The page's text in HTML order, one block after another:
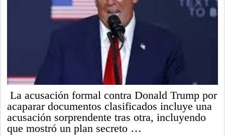
La acusación formal contra Donald Trump por
acaparar documentos clasificados incluye una
acusación sorprendente tras otra, incluyendo
que mostró un plan secreto …